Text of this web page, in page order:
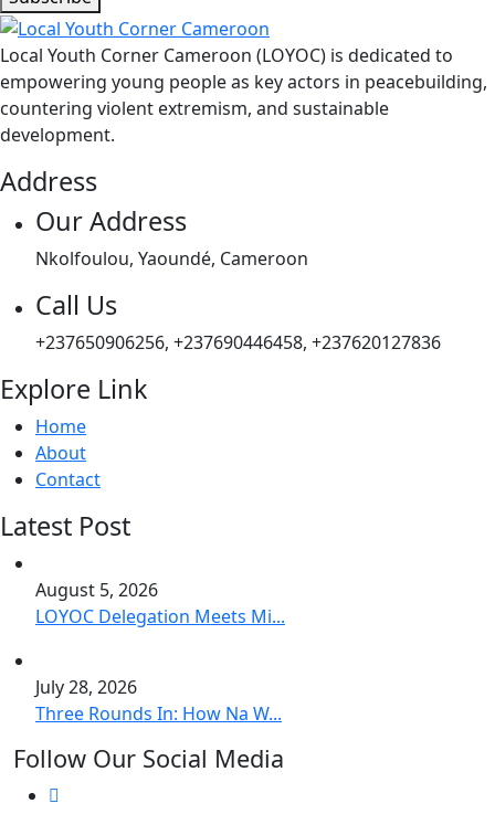
Local Youth Corner Cameroon (LOYOC) is dedicated to
empowering young people as key actors in peacebuilding,
countering violent extremism, and sustainable
development.
Address
Our Address
Nkolfoulou, Yaoundé, Cameroon
Call Us
+237650906256, +237690446458, +237620127836
Explore Link
Home
About
Contact
Latest Post
August 5, 2026
LOYOC Delegation Meets Mi...
July 28, 2026
Three Rounds In: How Na W...
Follow Our Social Media